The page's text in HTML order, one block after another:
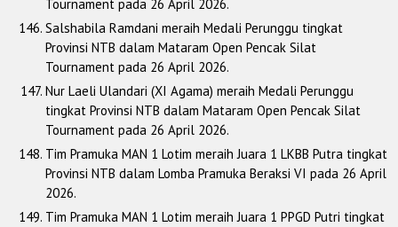
Tournament pada 26 April 2026.
Salshabila Ramdani meraih Medali Perunggu tingkat
Provinsi NTB dalam Mataram Open Pencak Silat
Tournament pada 26 April 2026.
Nur Laeli Ulandari (XI Agama) meraih Medali Perunggu
tingkat Provinsi NTB dalam Mataram Open Pencak Silat
Tournament pada 26 April 2026.
Tim Pramuka MAN 1 Lotim meraih Juara 1 LKBB Putra tingkat
Provinsi NTB dalam Lomba Pramuka Beraksi VI pada 26 April
2026.
Tim Pramuka MAN 1 Lotim meraih Juara 1 PPGD Putri tingkat